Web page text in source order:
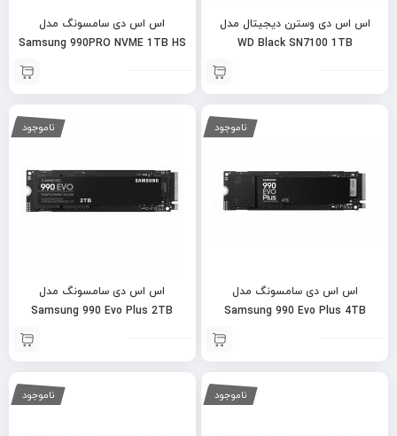
اس اس دی وسترن دیجیتال مدل
WD Black SN7100 1TB
اس اس دی سامسونگ مدل
Samsung 990PRO NVME 1TB HS
ناموجود
اس اس دی سامسونگ مدل
Samsung 990 Evo Plus 4TB
ناموجود
اس اس دی سامسونگ مدل
Samsung 990 Evo Plus 2TB
ناموجود ناموجود